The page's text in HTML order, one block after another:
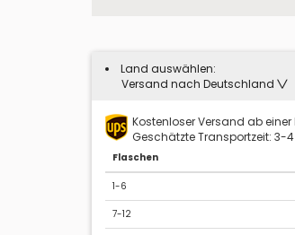
Land auswählen:
Versand nach Deutschland
Kostenloser Versand ab
Geschätzte Transportzeit: 3-
Flaschen
1-6
7-12